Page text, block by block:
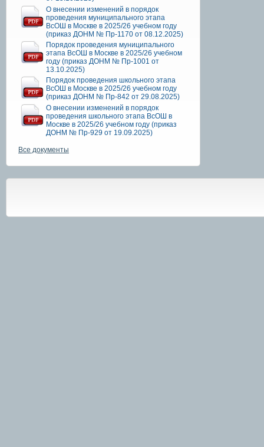
О внесении изменений в порядок
проведения муниципального этапа
ВсОШ в Москве в 2025/26 учебном году
(приказ ДОНМ № Пр-1170 от 08.12.2025)
Порядок проведения муниципального
этапа ВсОШ в Москве в 2025/26 учебном
году (приказ ДОНМ № Пр-1001 от
13.10.2025)
Порядок проведения школьного этапа
ВсОШ в Москве в 2025/26 учебном году
(приказ ДОНМ № Пр-842 от 29.08.2025)
О внесении изменений в порядок
проведения школьного этапа ВсОШ в
Москве в 2025/26 учебном году (приказ
ДОНМ № Пр-929 от 19.09.2025)
Все документы